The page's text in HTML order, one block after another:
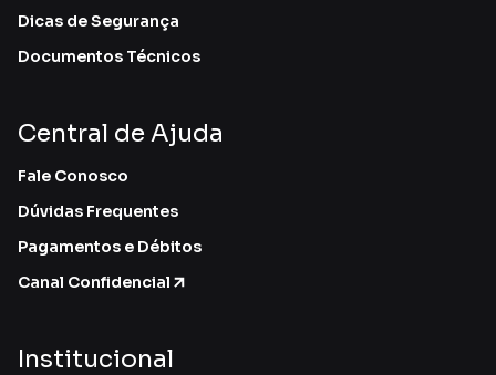
Dicas de Segurança
Documentos Técnicos
Central de Ajuda
Fale Conosco
Dúvidas Frequentes
Pagamentos e Débitos
Canal Confidencial
Institucional